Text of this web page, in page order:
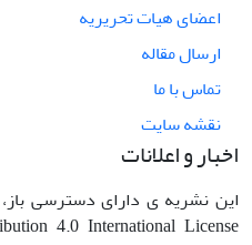
اعضای هیات تحریریه
ارسال مقاله
تماس با ما
نقشه سایت
اخبار و اعلانات
این نشریه ی دارای دسترسی باز،